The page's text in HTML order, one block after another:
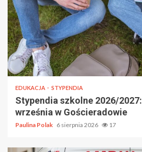
EDUKACJA STYPENDIA
Stypendia szkolne 2026/
września w Gościeradowie
Paulina Polak 6 sierpnia 2026 17